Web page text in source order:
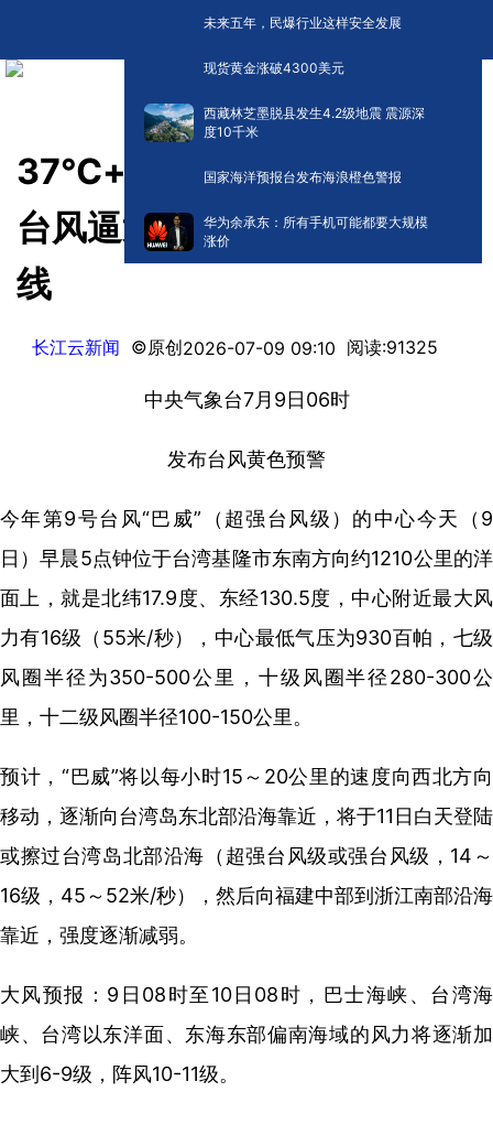
未来五年，民爆行业这样安全发展
现货黄金涨破4300美元
西藏林芝墨脱县发生4.2级地震 震源深
度10千米
国家海洋预报台发布海浪橙色警报
华为余承东：所有手机可能都要大规模
涨价
37℃+！湖北高温预警+超强
台风逼近，大雨、暴雨即将上
线
长江云新闻 ©原创2026-07-09 09:10 阅读:91325
中央气象台7月9日06时
发布台风黄色预警
今年第9号台风“巴威”（超强台风级）的中心今天（9
日）早晨5点钟位于台湾基隆市东南方向约1210公里的洋
面上，就是北纬17.9度、东经130.5度，中心附近最大风
力有16级（55米/秒），中心最低气压为930百帕，七级
风圈半径为350-500公里，十级风圈半径280-300公
里，十二级风圈半径100-150公里。
预计，“巴威”将以每小时15～20公里的速度向西北方向
移动，逐渐向台湾岛东北部沿海靠近，将于11日白天登陆
或擦过台湾岛北部沿海（超强台风级或强台风级，14～
16级，45～52米/秒），然后向福建中部到浙江南部沿海
靠近，强度逐渐减弱。
大风预报：9日08时至10日08时，巴士海峡、台湾海
峡、台湾以东洋面、东海东部偏南海域的风力将逐渐加
大到6-9级，阵风10-11级。